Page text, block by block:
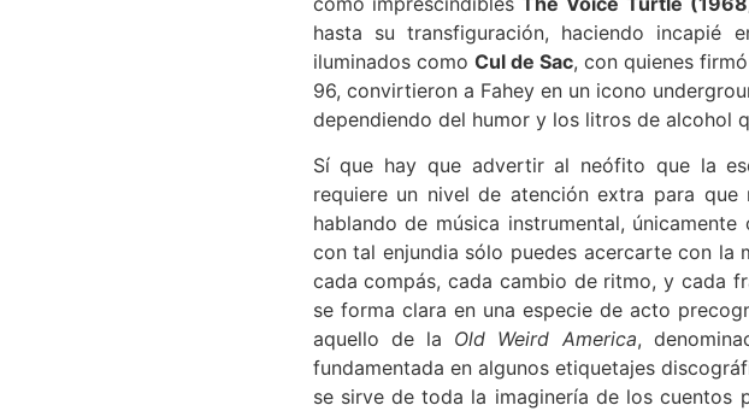
hasta su transfiguración, haciendo
iluminados como Cul de Sac, con quienes
96, convirtieron a Fahey en un icono
dependiendo del humor y los litros de alcohol
Sí que hay que advertir al neófito que la
requiere un nivel de atención extra para
hablando de música instrumental,
con tal enjundia sólo puedes acercarte con la
cada compás, cada cambio de ritmo, y cada
se forma clara en una especie de acto
aquello de la Old Weird America,
fundamentada en algunos etiquetajes
se sirve de toda la imaginería de los cuentos